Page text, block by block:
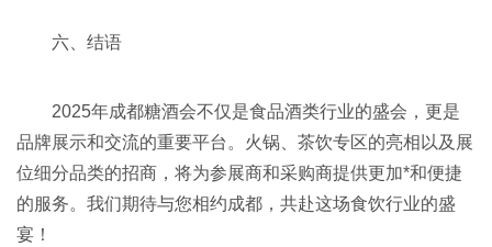
六、结语
2025年成都糖酒会不仅是食品酒类行业的盛会，更是
品牌展示和交流的重要平台。火锅、茶饮专区的亮相以及展
位细分品类的招商，将为参展商和采购商提供更加*和便捷
的服务。我们期待与您相约成都，共赴这场食饮行业的盛
宴！